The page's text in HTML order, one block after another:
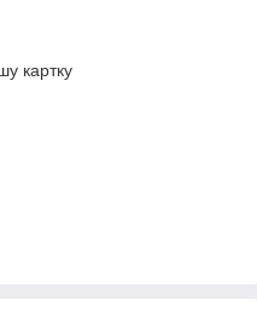
картку